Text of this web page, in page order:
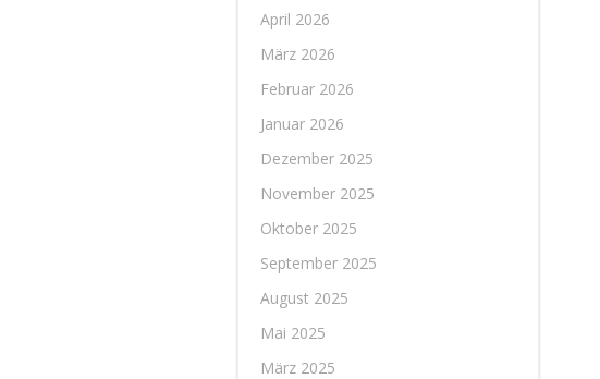
April 2026
März 2026
Februar 2026
Januar 2026
Dezember 2025
November 2025
Oktober 2025
September 2025
August 2025
Mai 2025
März 2025